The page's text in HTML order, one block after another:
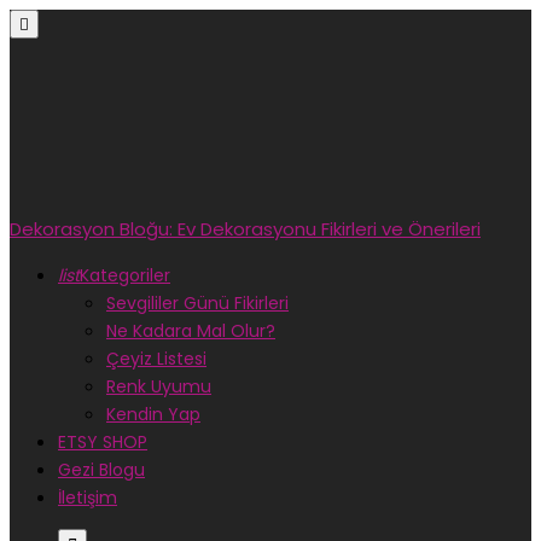

Dekorasyon Bloğu: Ev Dekorasyonu Fikirleri ve Önerileri
listKategoriler
Sevgililer Günü Fikirleri
Ne Kadara Mal Olur?
Çeyiz Listesi
Renk Uyumu
Kendin Yap
ETSY SHOP
Gezi Blogu
İletişim